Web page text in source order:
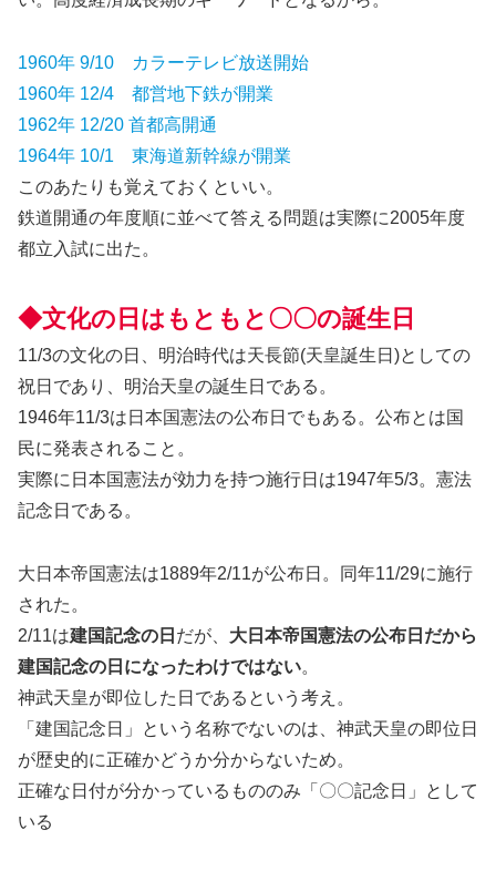
1960年 9/10 カラーテレビ放送開始
1960年 12/4 都営地下鉄が開業
1962年 12/20 首都高開通
1964年 10/1 東海道新幹線が開業
このあたりも覚えておくといい。
鉄道開通の年度順に並べて答える問題は実際に2005年度
都立入試に出た。
◆文化の日はもともと〇〇の誕生日
11/3の文化の日、明治時代は天長節(天皇誕生日)としての
祝日であり、明治天皇の誕生日である。
1946年11/3は日本国憲法の公布日でもある。公布とは国
民に発表されること。
実際に日本国憲法が効力を持つ施行日は1947年5/3。憲法
記念日である。
大日本帝国憲法は1889年2/11が公布日。同年11/29に施行
された。
2/11は建国記念の日 だが、 大日本帝国憲法の公布日だから
建国記念の日になったわけではない。
神武天皇が即位した日であるという考え。
「建国記念日」という名称でないのは、神武天皇の即位日
が歴史的に正確かどうか分からないため。
正確な日付が分かっているもののみ「〇〇記念日」として
いる